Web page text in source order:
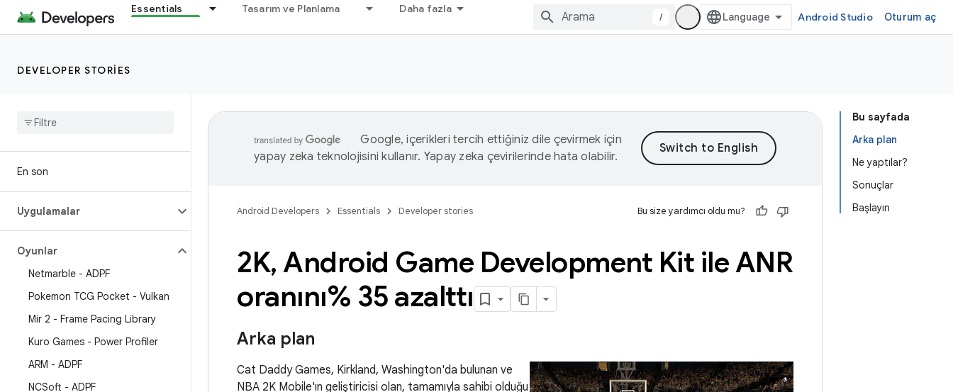
Essentials Tasarım ve Planlama Daha fazla
/ Android Studio Oturum aç
DEVELOPER STORIES
En son
Uygulamalar
Oyunlar
Netmarble - ADPF
Pokemon TCG Pocket - Vulkan
Mir 2 - Frame Pacing Library
Kuro Games - Power Profiler
ARM - ADPF
NCSoft - ADPF
Bu sayfada
Arka plan
Ne yaptılar?
Sonuçlar
Başlayın
Google, içerikleri tercih ettiğiniz dile çevirmek için
yapay zeka teknolojisini kullanır. Yapay zeka çevirilerinde hata olabilir.
Android Developers Essentials Developer stories Bu size yardımcı oldu mu?
2K, Android Game Development Kit ile ANR
oranını% 35 azalttı
Arka plan
Cat Daddy Games, Kirkland, Washington'da bulunan ve
NBA 2K Mobile'ın geliştiricisi olan, tamamıyla sahibi olduğu